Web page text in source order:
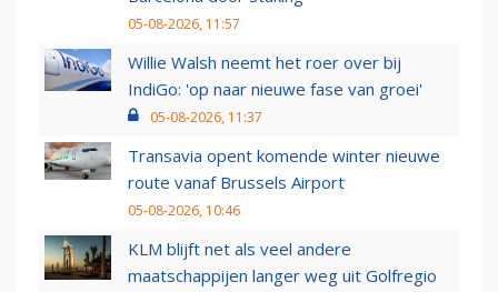
05-08-2026, 11:57
Willie Walsh neemt het roer over bij
IndiGo: 'op naar nieuwe fase van groei'
05-08-2026, 11:37
Transavia opent komende winter nieuwe
route vanaf Brussels Airport
05-08-2026, 10:46
KLM blijft net als veel andere
maatschappijen langer weg uit Golfregio